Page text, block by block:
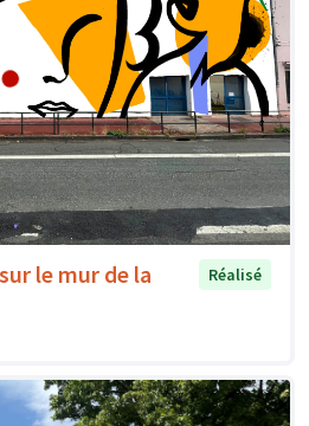
le mur de la
Réalisé